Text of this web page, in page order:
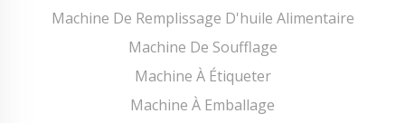
Machine De Remplissage D'huile Alimentaire
Machine De Soufflage
Machine À Étiqueter
Machine À Emballage